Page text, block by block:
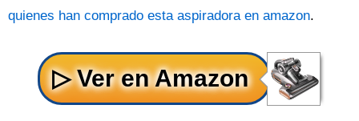
quienes han comprado esta aspiradora en amazon.